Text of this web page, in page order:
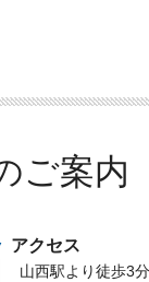
アクセス
山西駅より徒歩3分